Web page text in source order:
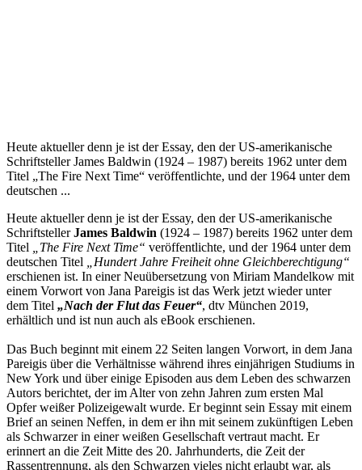
Heute aktueller denn je ist der Essay, den der US-amerikanische
Schriftsteller James Baldwin (1924 – 1987) bereits 1962 unter dem
Titel „The Fire Next Time“ veröffentlichte, und der 1964 unter dem
deutschen ...
Heute aktueller denn je ist der Essay, den der US-amerikanische
SchriftstellerJames Baldwin (1924 – 1987) bereits 1962 unter dem
Titel
„The Fire Next Time“ veröffentlichte, und der 1964 unter dem
deutschen Titel
„Hundert Jahre Freiheit ohne Gleichberechtigung“
erschienen ist. In einer Neuübersetzung von Miriam Mandelkow mit
einem Vorwort von Jana Pareigis ist das Werk jetzt wieder unter
dem Titel „Nach der Flut das Feuer“, dtv München 2019,
erhältlich und ist nun auch als eBook erschienen.
Das Buch beginnt mit einem 22 Seiten langen Vorwort, in dem Jana
Pareigis über die Verhältnisse während ihres einjährigen Studiums in
New York und über einige Episoden aus dem Leben des schwarzen
Autors berichtet, der im Alter von zehn Jahren zum ersten Mal
Opfer weißer Polizeigewalt wurde. Er beginnt sein Essay mit einem
Brief an seinen Neffen, in dem er ihn mit seinem zukünftigen Leben
als Schwarzer in einer weißen Gesellschaft vertraut macht. Er
erinnert an die Zeit Mitte des 20. Jahrhunderts, die Zeit der
Rassentrennung, als den Schwarzen vieles nicht erlaubt war, als